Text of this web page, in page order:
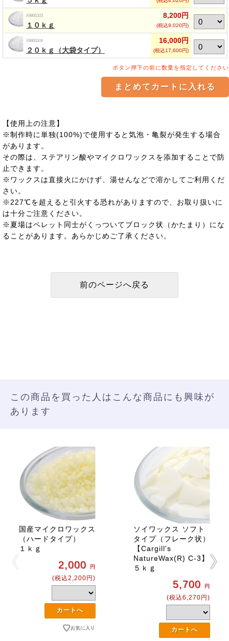
X9800103
１０ｋｇ
8,200円
(税込9,020円)
X9800104
２０ｋｇ（大袋タイプ）
16,000円
(税込17,600円)
ボタン押下の前に数量を指定してください
【使用上の注意】
※制作時に単独(100%)で使用すると気泡・亀裂が発生する場合
があります。
その際は、ステアリン酸やマイクロワックスを添加することで防
止できます。
※ワックスは直接火にかけず、湯せんなどで溶かしてご利用くだ
さい。
※227℃を超えると引火する恐れがありますので、お取り扱いに
は十分ご注意ください。
※夏場はペレット同士がくっついてブロック状（かたまり）にな
ることがあります。あらかじめご了承ください。
この商品を買った人はこんな商品にも興味が
あります
国産マイクロワックス
（ハードタイプ）
１ｋｇ
2,000 円
(税込2,200円)
ソイワックス ソフト
タイプ（フレーク状）
【Cargill's
NatureWax(R) C-3】
５ｋｇ
5,700 円
(税込6,270円)